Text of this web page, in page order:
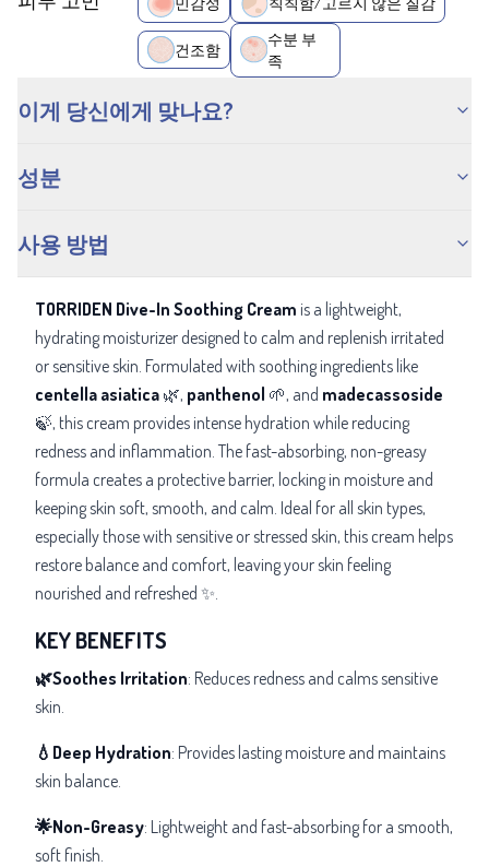
건조함
수분 부
족
이게 당신에게 맞나요?
성분
사용 방법
TORRIDEN Dive-In Soothing Cream is a lightweight,
hydrating moisturizer designed to calm and replenish irritated
or sensitive skin. Formulated with soothing ingredients like
centella asiatica 🌿, panthenol 🌱, and madecassoside
🍃, this cream provides intense hydration while reducing
redness and inflammation. The fast-absorbing, non-greasy
formula creates a protective barrier, locking in moisture and
keeping skin soft, smooth, and calm. Ideal for all skin types,
especially those with sensitive or stressed skin, this cream helps
restore balance and comfort, leaving your skin feeling
nourished and refreshed ✨.
KEY BENEFITS
🌿Soothes Irritation: Reduces redness and calms sensitive
skin.
💧Deep Hydration: Provides lasting moisture and maintains
skin balance.
🌟Non-Greasy: Lightweight and fast-absorbing for a smooth,
soft finish.